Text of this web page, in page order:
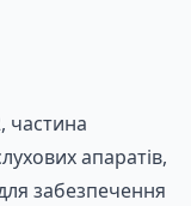
частина
апаратів,
забезпечення